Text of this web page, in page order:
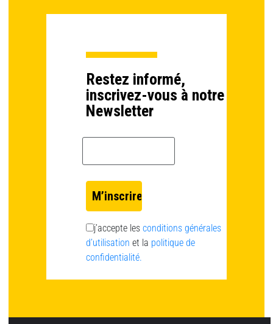
Restez informé,
inscrivez-vous à notre
Newsletter
j’accepte les conditions générales
d’utilisation et la politique de
confidentialité.